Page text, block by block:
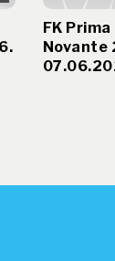
FK
Novante